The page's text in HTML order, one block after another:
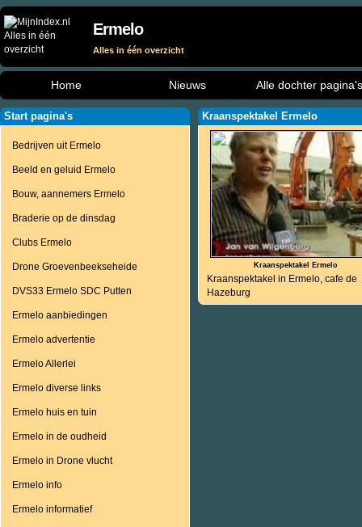
Ermelo
Alles in één overzicht
Home Nieuws Alle dochter pagina's
Start pagina's
Bedrijven uit Ermelo
Beeld en geluid Ermelo
Bouw, aannemers Ermelo
Braderie op de dinsdag
Clubs Ermelo
Drone Groevenbeekseheide
DVS33 Ermelo SDC Putten
Ermelo aanbiedingen
Ermelo advertentie
Ermelo Allerlei
Ermelo diverse links
Ermelo huis en tuin
Ermelo in de oudheid
Ermelo in Drone vlucht
Ermelo info
Ermelo informatief
Kraanspektakel Ermelo
Kraanspektakel Ermelo
Kraanspektakel in Ermelo, cafe de
Hazeburg